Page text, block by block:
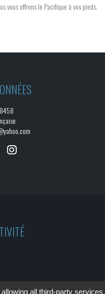
vous offrons le Pacifique à vos pieds.
all third-party services